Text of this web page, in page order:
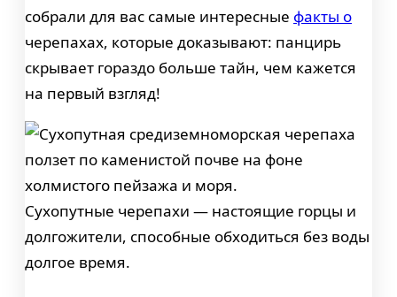
собрали для вас самые интересные факты о
черепахах, которые доказывают: панцирь
скрывает гораздо больше тайн, чем кажется
на первый взгляд!
Сухопутные черепахи — настоящие горцы и
долгожители, способные обходиться без воды
долгое время.